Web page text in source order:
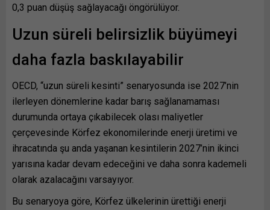
0,3 puan düşüş sağlayacağı öngörülüyor.
Uzun süreli belirsizlik büyümeyi
daha fazla baskılayabilir
OECD, “uzun süreli kesinti” senaryosunda ise 2027’nin
ilerleyen dönemlerine kadar barış sağlanamaması
durumunda ortaya çıkabilecek olası maliyetler
çerçevesinde Körfez ekonomilerinde enerji üretimi ve
ihracatında şu anda yaşanan kesintilerin 2027’nin ikinci
yarısına kadar devam edeceğini ve daha sonra kademeli
olarak azalacağını varsayıyor.
Bu senaryoya göre, Körfez ülkelerinin ürettiği enerji